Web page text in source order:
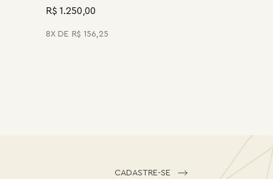
R$ 1.250,00
8 R$ 156,25
CADASTRE-SE